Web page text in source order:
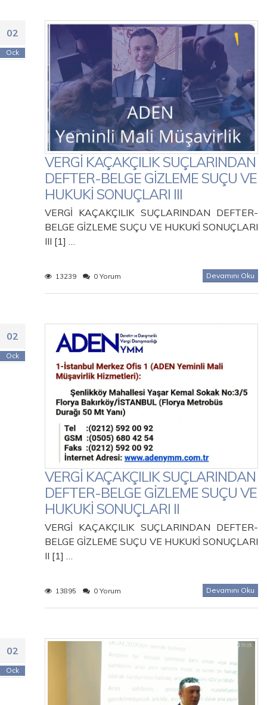
02
Ock
VERGİ KAÇAKÇILIK SUÇLARINDAN
DEFTER-BELGE GİZLEME SUÇU VE
HUKUKİ SONUÇLARI III
VERGİ KAÇAKÇILIK SUÇLARINDAN DEFTER-
BELGE GİZLEME SUÇU VE HUKUKİ SONUÇLARI
III [1] …
13239 0 Yorum Devamını Oku
02
Ock
VERGİ KAÇAKÇILIK SUÇLARINDAN
DEFTER-BELGE GİZLEME SUÇU VE
HUKUKİ SONUÇLARI II
VERGİ KAÇAKÇILIK SUÇLARINDAN DEFTER-
BELGE GİZLEME SUÇU VE HUKUKİ SONUÇLARI
II [1] …
13895 0 Yorum Devamını Oku
02
Ock